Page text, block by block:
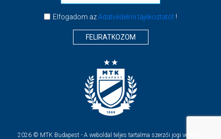
Elfogadom azAdatvédelmi tájékoztatót!
FELIRATKOZOM
2026 © MTK Budapest - A weboldal teljes tartalma szerzői jogi védelem